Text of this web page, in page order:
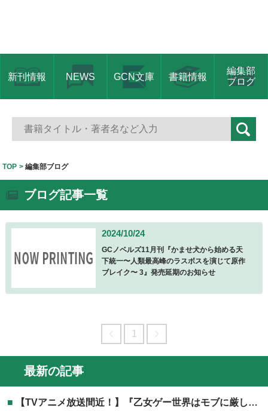
新刊情報 NEWS GCN文庫 書籍情報
編集部
ブログ
TOP 編集部ブログ
ブログ記事一覧
2024/10/24
GCノベルズ11月刊『かませ犬から始める天
下統一〜人類最高峰のラスボスを演じて原作
ブレイク〜 3』発売延期のお知らせ
1
最新の記事
【TVアニメ放送間近！】『乙女ゲー世界はモブに厳しい世界です』TVアニメ第2期放送記念フェア開催！